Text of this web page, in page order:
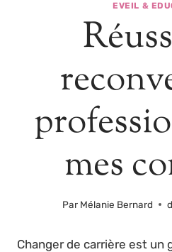
EVEIL &
mes
Par Mélanie Bernard
Changer de carrière est un